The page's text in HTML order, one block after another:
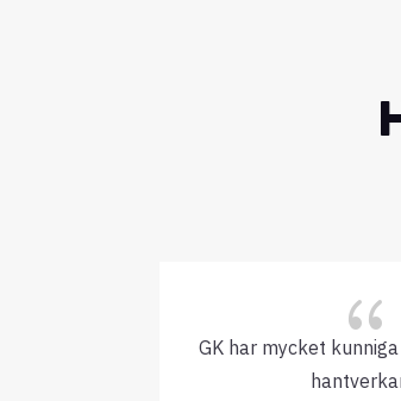
{
GK har mycket